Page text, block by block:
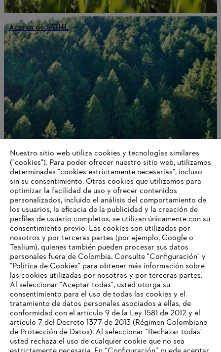
Acerca de STIHL
Trabaja con nosotros
Información para proveedores
Productos
Contacto
Carrera profesional
Sistema de denuncia de irregularidades
Nuestro sitio web utiliza cookies y tecnologías similares
("cookies"). Para poder ofrecer nuestro sitio web, utilizamos
determinadas "cookies estrictamente necesarias", incluso
sin su consentimiento. Otras cookies que utilizamos para
optimizar la facilidad de uso y ofrecer contenidos
personalizados, incluido el análisis del comportamiento de
los usuarios, la eficacia de la publicidad y la creación de
perfiles de usuario completos, se utilizan únicamente con su
consentimiento previo. Las cookies son utilizadas por
nosotros y por terceras partes (por ejemplo, Google o
Tealium), quienes también pueden procesar sus datos
personales fuera de Colombia. Consulte "Configuración" y
"Política de Cookies" para obtener más información sobre
las cookies utilizadas por nosotros y por terceras partes.
Al seleccionar "Aceptar todas", usted otorga su
consentimiento para el uso de todas las cookies y el
tratamiento de datos personales asociados a ellas, de
conformidad con el artículo 9 de la Ley 1581 de 2012 y el
artículo 7 del Decreto 1377 de 2013 (Régimen Colombiano
de Protección de Datos). Al seleccionar "Rechazar todas"
usted rechaza el uso de cualquier cookie que no sea